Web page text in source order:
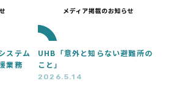
ステム
業務
UHB「意外と知らない避難所の
こと」
2026.5.14